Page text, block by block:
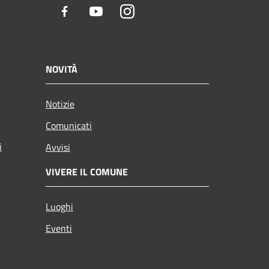
Facebook YoutubeInstagram
NOVITÀ
Notizie
Comunicati
Avvisi
VIVERE IL COMUNE
Luoghi
Eventi